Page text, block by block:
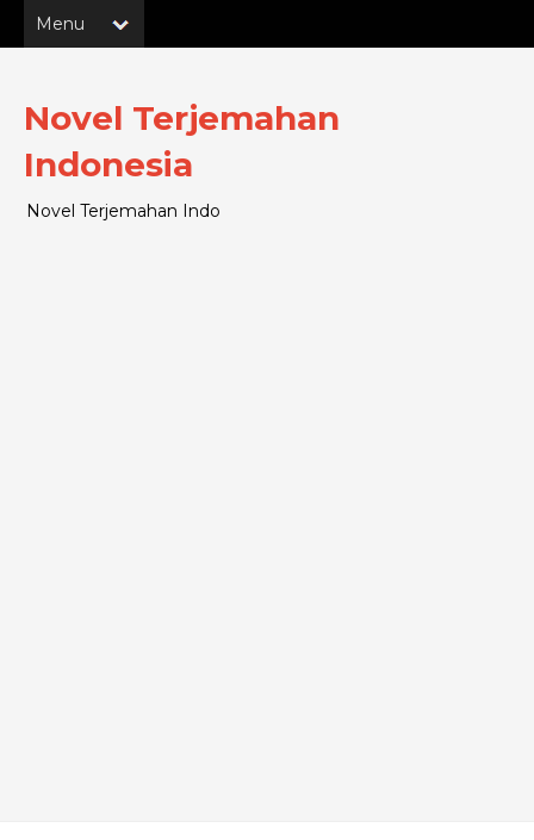
Novel Terjemahan
Indonesia
Novel Terjemahan Indo